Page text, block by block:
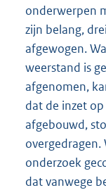
onderwerpen
zijn belang,
afgewogen.
weerstand is
afgenomen,
dat de inzet
afgebouwd,
onderzoek
dat vanwege